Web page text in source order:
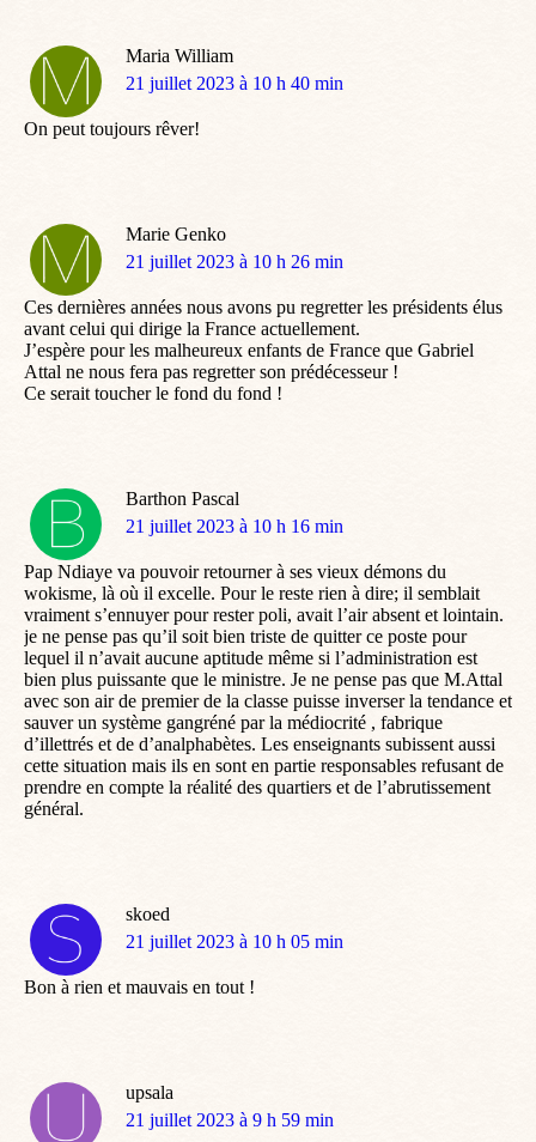
Maria William
dit
21 juillet 2023 à 10 h 40 min
On peut toujours rêver!
Marie Genko
dit
21 juillet 2023 à 10 h 26 min
Ces dernières années nous avons pu regretter les présidents élus
avant celui qui dirige la France actuellement.
J’espère pour les malheureux enfants de France que Gabriel
Attal ne nous fera pas regretter son prédécesseur !
Ce serait toucher le fond du fond !
Barthon Pascal
dit
21 juillet 2023 à 10 h 16 min
Pap Ndiaye va pouvoir retourner à ses vieux démons du
wokisme, là où il excelle. Pour le reste rien à dire; il semblait
vraiment s’ennuyer pour rester poli, avait l’air absent et lointain.
je ne pense pas qu’il soit bien triste de quitter ce poste pour
lequel il n’avait aucune aptitude même si l’administration est
bien plus puissante que le ministre. Je ne pense pas que M.Attal
avec son air de premier de la classe puisse inverser la tendance et
sauver un système gangréné par la médiocrité , fabrique
d’illettrés et de d’analphabètes. Les enseignants subissent aussi
cette situation mais ils en sont en partie responsables refusant de
prendre en compte la réalité des quartiers et de l’abrutissement
général.
skoed
dit
21 juillet 2023 à 10 h 05 min
Bon à rien et mauvais en tout !
upsala
dit
21 juillet 2023 à 9 h 59 min